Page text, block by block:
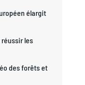
élargit
les
des forêts et